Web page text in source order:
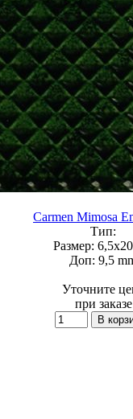
Carmen Mimosa
Тип:
Размер:
Доп: 9,5
Уточните
при заказе